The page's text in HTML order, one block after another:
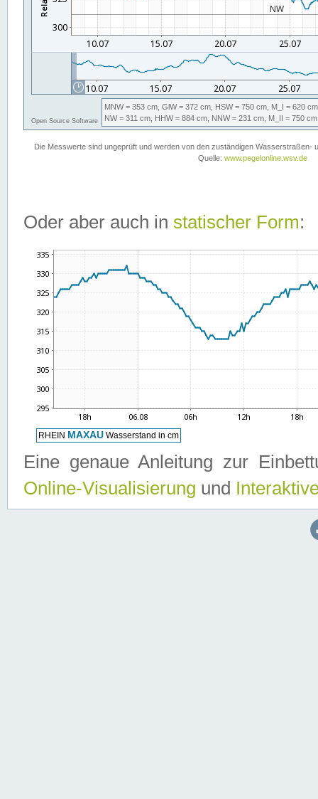
Oder aber auch in statischer Form:
Eine genaue Anleitung zur
Online-Visualisierung und